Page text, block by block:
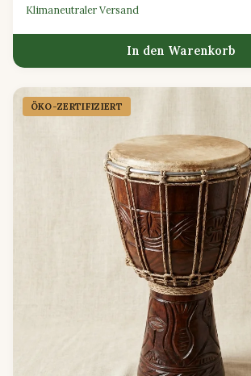
Klimaneutraler Versand
In den Warenkorb
ÖKO-ZERTIFIZIERT